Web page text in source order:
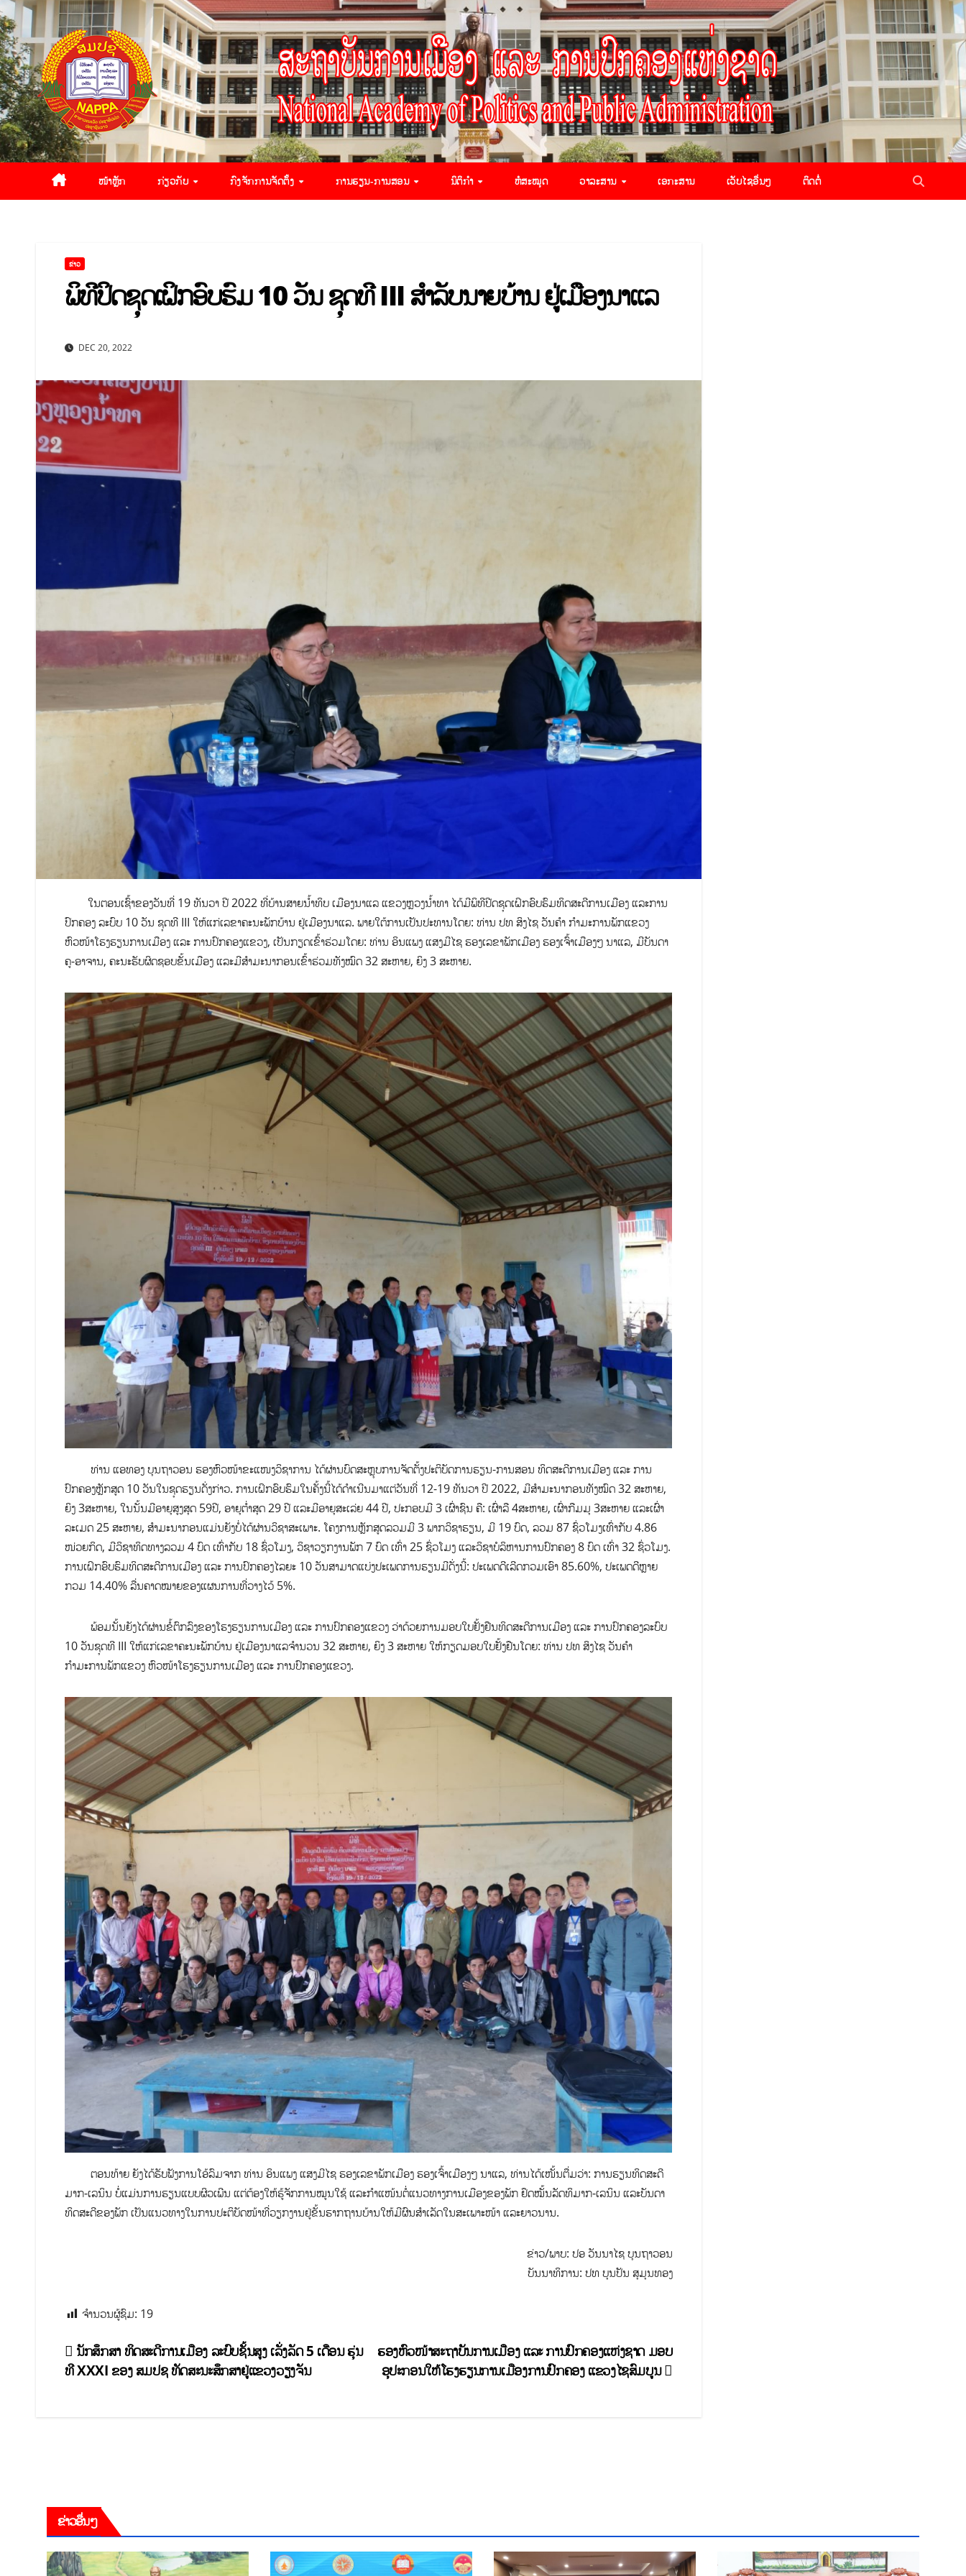
ໜ້າຫຼັກ ກ່ຽວກັບ ກົງຈັກການຈັດຕັ້ງ ການຮຽນ-ການສອນ ນິຕິກຳ ຫໍສະໝຸດ ວາລະສານ ເອກະສານ ເວັບໄຊອື່ນໆ ຕິດຕໍ່
ຂ່າວ
ພິທີປິດຊຸດເຝິກອົບຮົມ 10 ວັນ ຊຸດທີ ​III ສໍາລັບນາຍບ້ານ ຢູ່ເມືອງນາແລ
DEC 20, 2022
ໃນຕອນເຊົ້າຂອງວັນທີ່ 19 ທັນວາ ປີ 2022 ທີ່ບ້ານສາຍນ້ຳທິບ ເມືອງນາແລ ແຂວງຫຼວງນ້ຳທາ ໄດ້ມີພິທີປີດຊຸດເຝິກອົບຮົມທິດສະດີການເມືອງ ແລະການ
ປົກຄອງ ລະບົບ 10 ວັນ ຊຸດທີ ​III ໃຫ້ແກ່ເລຂາຄະນະພັກບ້ານ ຢູ່ເມືອງນາແລ. ພາຍໃຕ້ການເປັນປະທານໂດຍ: ທ່ານ ປທ ສິງໄຊ ວັນຄຳ ກຳມະການພັກແຂວງ
ຫົວໜ້າໂຮງຮຽນການເມືອງ ແລະ ການປົກຄອງແຂວງ, ເປັນກຽດເຂົ້າຮ່ວມໂດຍ: ທ່ານ ອິນແພງ ແສງມີໄຊ ຮອງເລຂາພັກເມືອງ ຮອງເຈົ້າເມືອງໆ ນາແລ, ມີບັນດາ
ຄູ-ອາຈານ, ຄະນະຮັບຜິດຊອບຂັ້ນເມືອງ ແລະມີສຳມະນາກອນເຂົ້າຮ່ວມທັງໝົດ 32 ສະຫາຍ, ຍິງ 3 ສະຫາຍ.
ທ່ານ​ ແອທອງ​ ບຸນຖາວອນ​ ຮອງຫົວໜ້າຂະແໜງວິຊາການ ໄດ້ຜ່ານບົດສະຫຼຸບການຈັດຕັ້ງປະຕິບັດການຮຽນ-ການສອນ ທິດສະດີການເມືອງ ແລະ ການ
ປົກຄອງຫຼັກສູດ 10 ວັນໃນຊຸດຮຽນດັ່ງກ່າວ. ການເຝິກອົບຮົມໃນຄັ້ງນີ້ໄດ້ດໍາເນີນມາແຕ່ວັນທີ່ 12-19 ທັນວາ ປີ 2022, ມີສຳມະນາກອນທັງໝົດ 32 ສະຫາຍ,
ຍິງ​ 3ສະຫາຍ, ໃນນັ້ນມີອາຍຸສູງສຸດ 59ປີ, ອາຍຸຕ່ຳສຸດ 29 ປີ ແລະມີອາຍຸສະເລ່ຍ 44 ປີ, ປະກອບມີ 3 ເຜົ່າຊົນ ຄື: ເຜົ່າລື 4ສະຫາຍ, ເຜົ່າກືມມຸ 3ສະຫາຍ ແລະເຜົ່າ
ລະເມດ 25 ສະຫາຍ, ສຳມະນາກອນແມ່ນຍັງບໍ່ໄດ້ຜ່ານວິຊາສະເພາະ.​ ໂຄງການຫຼັກສູດລວມມີ​ 3 ພາກວິຊາຮຽນ, ມີ ​19 ບົດ, ລວມ 87 ຊົ່ວໂມງເທົ່າກັບ 4.86
ໜ່ວຍກິດ,​ ມີວິຊາທິດທາງລວມ 4 ບົດ ເທົ່າກັບ 18 ຊົ່ວໂມງ,​ ວິຊາວຽກງານພັກ 7 ບົດ ເທົ່າ 25 ຊົ່ວໂມງ ແລະວິຊາບໍລິຫານການປົກຄອງ 8 ບົດ ເທົ່າ​ 32 ຊົ່ວໂມງ.
ການເຝິກອົບຮົມທິດສະດີການເມືອງ ແລະ ການປົກຄອງ​ໄລຍະ​ 10 ວັນສາມາດແບ່ງປະເພດການຮຽນມີດັ່ງນີ້: ປະເພດດີເລີດກວມເອົາ 85.60%, ປະເພດດີຫຼາຍ​
ກວມ 14.40% ລື່ນຄາດໝາຍຂອງແຜນການທີ່ວາງໄວ້ 5%.​
ພ້ອມນັ້ນຍັງໄດ້ຜ່ານຂໍ້ຕົກລົງຂອງໂຮງຮຽນການເມືອງ ແລະ​ ການປົກຄອງແຂວງ​ ວ່າດ້ວຍການມອບໃບຢັ້ງຢືນທິດສະດີການເມືອງ ແລະ ການປົກຄອງ​ລະບົບ​
10 ວັນຊຸດທີ III ໃຫ້ແກ່ເລຂາຄະນະພັກບ້ານ ຢູ່ເມືອງນາແລຈຳນວນ​ 32 ສະຫາຍ,​ ຍິງ 3 ສະຫາຍ ໃຫ້ກຽດມອບໃບຢັ້ງຢືນໂດຍ: ທ່ານ ປທ ສິງໄຊ ວັນຄຳ
ກຳມະການພັກແຂວງ ຫົວໜ້າໂຮງຮຽນການເມືອງ ແລະ ການປົກຄອງແຂວງ.
ຕອນທ້າຍ ຍັງໄດ້ຮັບຟັງການໂອ້ລົມຈາກ ທ່ານ ອິນແພງ ແສງມີໄຊ ຮອງເລຂາພັກເມືອງ ຮອງເຈົ້າເມືອງໆ ນາແລ, ທ່ານໄດ້ເໜັ້ນຕື່ມວ່າ: ການຮຽນທິດສະດີ
ມາກ-ເລນິນ ບໍ່ແມ່ນການຮຽນແບບຜິວເພີນ ແຕ່ຕ້ອງໃຫ້ຮູ້ຈັກການໝູນໃຊ້ ແລະກຳແໜ້ນຕໍ່ແນວທາງການເມືອງຂອງພັກ ຢຶດໝັ້ນລັດທິມາກ-ເລນິນ ແລະບັນດາ
ທິດສະດີຂອງພັກ ເປັນແນວທາງໃນການປະຕິບັດໜ້າທີ່ວຽກງານຢູ່ຂັ້ນຮາກຖານບ້ານໃຫ້ມີຜົນສຳເລັດໃນສະເພາະໜ້າ ແລະຍາວນານ.
ຂ່າວ/ພາບ: ປອ ວັນນາໄຊ ບຸນຖາວອນ
ບັນນາທິການ: ປທ ບຸນປັນ ສຸມຸນທອງ
ຈຳນວນຜູ້ຊົມ: 19
ຮອງຫົວໜ້າສະຖາບັນການເມືອງ ແລະ ການປົກຄອງແຫ່ງຊາດ ມອບ
ອຸປະກອນໃຫ້ໂຮງຮຽນການເມືອງການປົກຄອງ ແຂວງໄຊສົມບູນ
ນັກສຶກສາ ທິດສະດີການເມືອງ ລະບົບຊັ້ນສູງ ເລັ່ງລັດ 5 ເດືອນ ຮຸ່ນ
ທີ XXXI ຂອງ ສມປຊ ທັດສະນະສຶກສາຢູ່ແຂວງວຽງຈັນ
ຂ່າວອື່ນໆ